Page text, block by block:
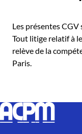
Les présentes
Tout litige relatif à
relève de la
Paris.